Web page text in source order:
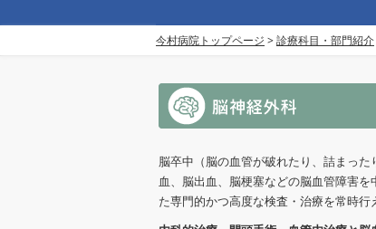
今村病院トップページ >診療科目・部門紹介
脳卒中（脳の血管が破れたり、詰まっ
血、脳出血、脳梗塞などの脳血管障害
た専門的かつ高度な検査・治療を常時行